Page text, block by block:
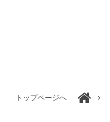
トップページへ